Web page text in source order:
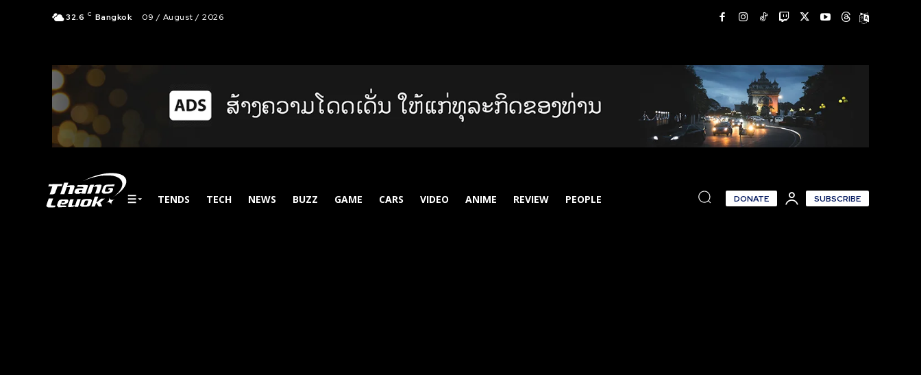
32.6 C Bangkok 09 / August / 2026
TENDS TECH NEWS BUZZ GAME CARS VIDEO ANIME REVIEW PEOPLE DONATE SUBSCRIBE